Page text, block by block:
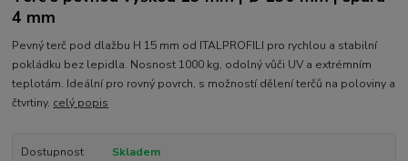
4 mm
Pevný terč pod dlažbu H 15 mm od ITALPROFILI pro rychlou a stabilní
pokládku bez lepidla. Nosnost 1000 kg, odolný vůči UV a extrémním
teplotám. Ideální pro rovný povrch, s možností dělení terčů na poloviny a
čtvrtiny. celý popis
Dostupnost
Skladem